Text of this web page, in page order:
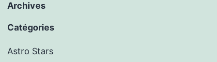
Archives
Catégories
Astro Stars